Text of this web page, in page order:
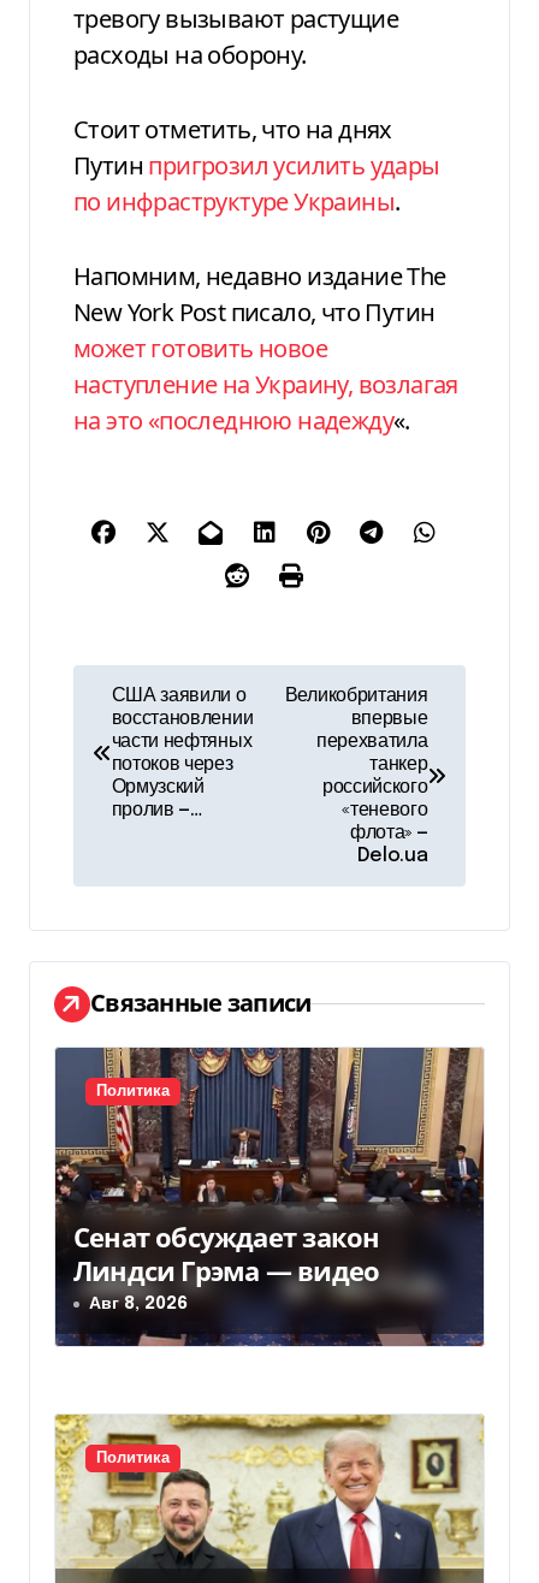
тревогу вызывают растущие
расходы на оборону.
Стоит отметить, что на днях
Путин пригрозил усилить удары
по инфраструктуре Украины.
Напомним, недавно издание The
New York Post писало, что Путин
может готовить новое
наступление на Украину, возлагая
на это «последнюю надежду«.
г
а
ц
и
я
п
о
з
а
п
с
я
м
США заявили о
восстановлении
части нефтяных
потоков через
Ормузский
пролив —…
Великобритания
впервые
перехватила
танкер
российского
«теневого
флота» —
Delo.ua
Связанные записи
Политика
Сенат обсуждает закон
Линдси Грэма — видео
Авг 8, 2026
Политика